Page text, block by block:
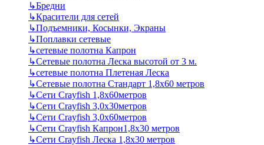
↳Бредни
↳Красители для сетей
↳Подъемники, Косынки, Экраны
↳Поплавки сетевые
↳сетевые полотна Капрон
↳Сетевые полотна Леска высотой от 3 м.
↳сетевые полотна Плетеная Леска
↳Сетевые полотна Стандарт 1,8х60 метров
↳Сети Crayfish 1,8х60метров
↳Сети Crayfish 3,0х30метров
↳Сети Crayfish 3,0х60метров
↳Сети Crayfish Капрон1,8х30 метров
↳Сети Crayfish Леска 1,8х30 метров